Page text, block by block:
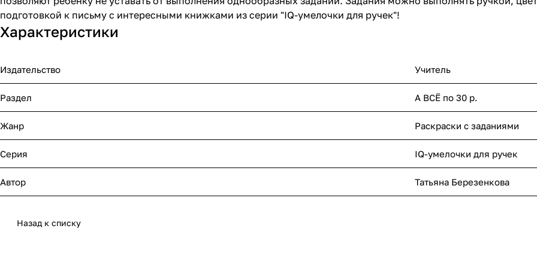
подготовкой к письму с интересными книжками из серии "IQ-умелочки для ручек"!
Характеристики
Издательство Учитель
Раздел А ВСЁ по 30 р.
Жанр Раскраски с заданиями
Серия IQ-умелочки для ручек
Автор Татьяна Березенкова
Назад к списку